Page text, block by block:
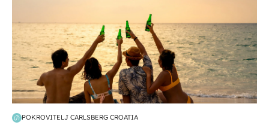
POKROVITELJ CARLSBERG CROATIA